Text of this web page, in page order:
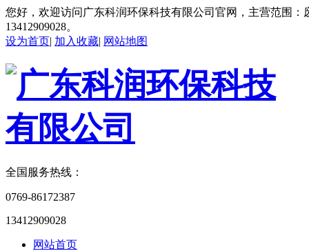
您好，欢迎访问广东科润环保科技有限公司官网，主营范围
13412909028。
设为首页| 加入收藏| 网站地图
全国服务热线：
0769-86172387
13412909028
网站首页